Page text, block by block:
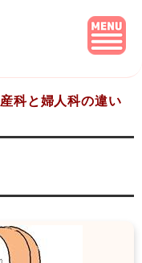
産科と婦人科の違い